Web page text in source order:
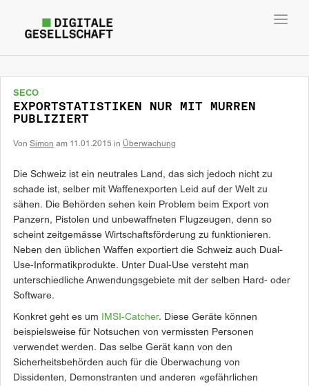
SECO
EXPORTSTATISTIKEN NUR MIT MURREN
PUBLIZIERT
Von Simon am 11.01.2015 in Überwachung
Die Schweiz ist ein neutrales Land, das sich jedoch nicht zu
schade ist, selber mit Waffenexporten Leid auf der Welt zu
sähen. Die Behörden sehen kein Problem beim Export von
Panzern, Pistolen und unbewaffneten Flugzeugen, denn so
scheint zeitgemässe Wirtschaftsförderung zu funktionieren.
Neben den üblichen Waffen exportiert die Schweiz auch Dual-
Use-Informatikprodukte. Unter Dual-Use versteht man
unterschiedliche Anwendungsgebiete mit der selben Hard- oder
Software.
Konkret geht es um IMSI-Catcher. Diese Geräte können
beispielsweise für Notsuchen von vermissten Personen
verwendet werden. Das selbe Gerät kann von den
Sicherheitsbehörden auch für die Überwachung von
Dissidenten, Demonstranten und anderen «gefährlichen